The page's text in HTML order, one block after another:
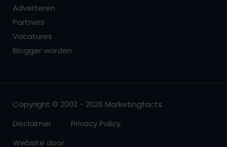
Adverteren
Partners
Vacatures
Blogger worden
Copyright © 2002 - 2026 Marketingfacts
Disclaimer
Privacy Policy
Website door